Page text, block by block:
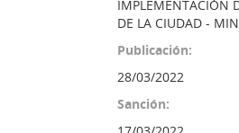
IMPLEMENTACIÓN
DE LA CIUDAD -
Publicación:
28/03/2022
Sanción: